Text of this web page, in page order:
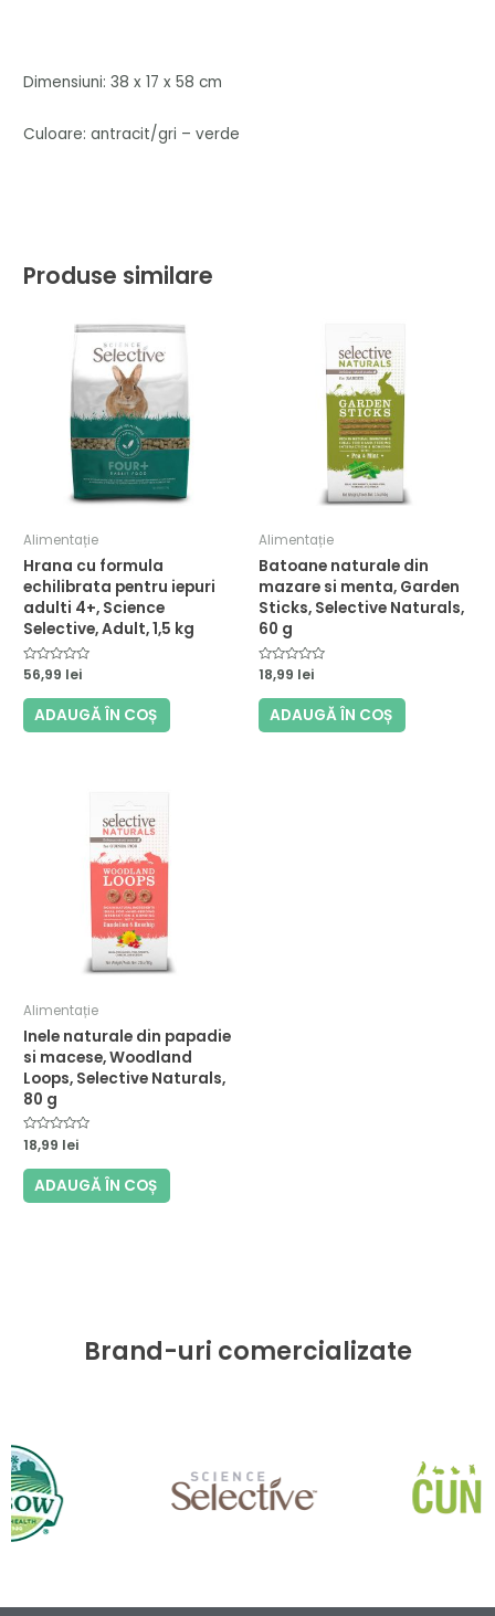
Dimensiuni: 38 x 17 x 58 cm
Culoare: antracit/gri – verde
Produse similare
Alimentație
Hrana cu formula
echilibrata pentru iepuri
adulti 4+, Science
Selective, Adult, 1,5 kg
Evaluat
0
din
56,99 lei
ADAUGĂ ÎN COȘ
Alimentație
Batoane naturale din
mazare si menta, Garden
Sticks, Selective Naturals,
60 g
Evaluat
0
din
18,99 lei
ADAUGĂ ÎN COȘ
Alimentație
Inele naturale din papadie
si macese, Woodland
Loops, Selective Naturals,
80 g
Evaluat
la
0
din
18,99 lei
ADAUGĂ ÎN COȘ
Brand-uri comercializate